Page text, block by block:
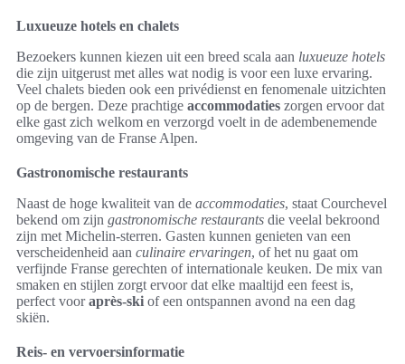
Luxueuze hotels en chalets
Bezoekers kunnen kiezen uit een breed scala aan luxueuze hotels
die zijn uitgerust met alles wat nodig is voor een luxe ervaring.
Veel chalets bieden ook een privédienst en fenomenale uitzichten
op de bergen. Deze prachtige accommodaties zorgen ervoor dat
elke gast zich welkom en verzorgd voelt in de adembenemende
omgeving van de Franse Alpen.
Gastronomische restaurants
Naast de hoge kwaliteit van de accommodaties, staat Courchevel
bekend om zijn gastronomische restaurants die veelal bekroond
zijn met Michelin-sterren. Gasten kunnen genieten van een
verscheidenheid aan culinaire ervaringen, of het nu gaat om
verfijnde Franse gerechten of internationale keuken. De mix van
smaken en stijlen zorgt ervoor dat elke maaltijd een feest is,
perfect vooraprès-ski of een ontspannen avond na een dag
skiën.
Reis- en vervoersinformatie